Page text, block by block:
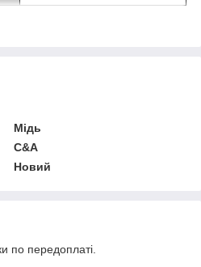
Мідь
C&A
Новий
по передоплаті.